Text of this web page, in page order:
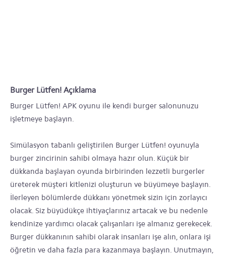
Burger Lütfen! Açıklama
Burger Lütfen! APK oyunu ile kendi burger salonunuzu
işletmeye başlayın.
Simülasyon tabanlı geliştirilen Burger Lütfen! oyunuyla
burger zincirinin sahibi olmaya hazır olun. Küçük bir
dükkanda başlayan oyunda birbirinden lezzetli burgerler
üreterek müşteri kitlenizi oluşturun ve büyümeye başlayın.
İlerleyen bölümlerde dükkanı yönetmek sizin için zorlayıcı
olacak. Siz büyüdükçe ihtiyaçlarınız artacak ve bu nedenle
kendinize yardımcı olacak çalışanları işe almanız gerekecek.
Burger dükkanının sahibi olarak insanları işe alın, onlara işi
öğretin ve daha fazla para kazanmaya başlayın. Unutmayın,